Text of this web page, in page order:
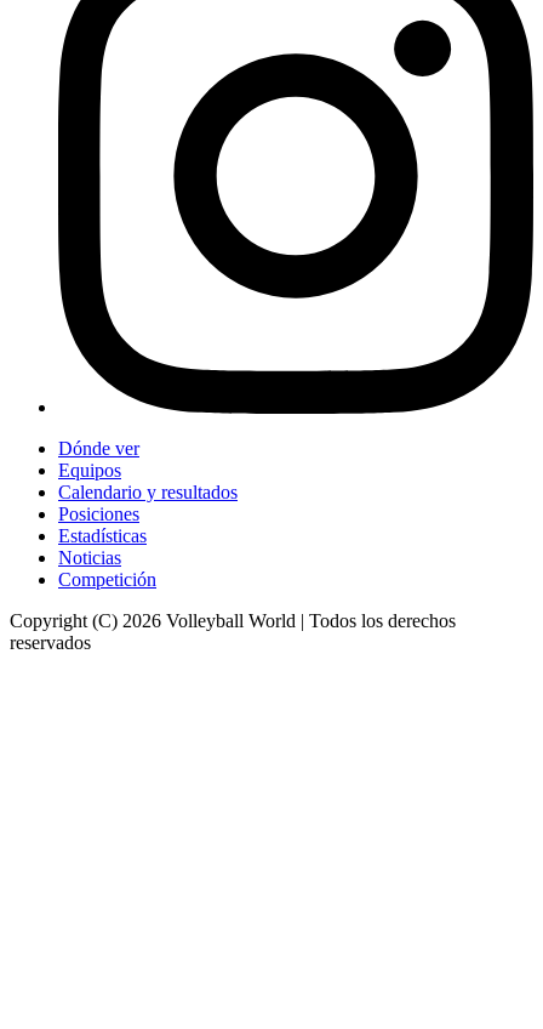
Dónde ver
Equipos
Calendario y resultados
Posiciones
Estadísticas
Noticias
Competición
Copyright (C) 2026 Volleyball World | Todos los derechos
reservados